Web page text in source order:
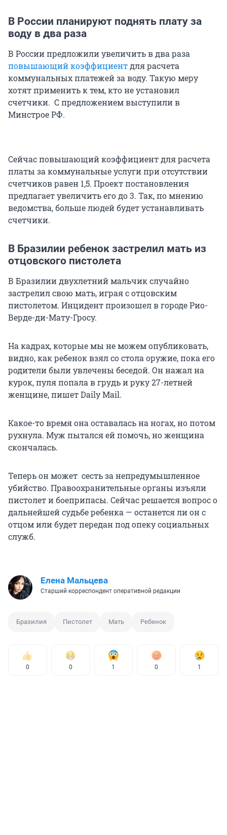
В России планируют поднять плату за
воду в два раза
В России предложили увеличить в два раза
повышающий коэффициентдля расчета
коммунальных платежей за воду. Такую меру
хотят применить к тем, кто не установил
счетчики. С предложением выступили в
Минстрое РФ.
Сейчас повышающий коэффициент для расчета
платы за коммунальные услуги при отсутствии
счетчиков равен 1,5. Проект постановления
предлагает увеличить его до 3. Так, по мнению
ведомства, больше людей будет устанавливать
счетчики.
В Бразилии ребенок застрелил мать из
отцовского пистолета
В Бразилии двухлетний мальчик случайно
застрелил свою мать, играя с отцовским
пистолетом. Инцидент произошел в городе Рио-
Верде-ди-Мату-Гросу.
На кадрах, которые мы не можем опубликовать,
видно, как ребенок взял со стола оружие, пока его
родители были увлечены беседой. Он нажал на
курок, пуля попала в грудь и руку 27-летней
женщине, пишет Daily Mail.
Какое-то время она оставалась на ногах, но потом
рухнула. Муж пытался ей помочь, но женщина
скончалась.
Теперь он может сесть за непредумышленное
убийство. Правоохранительные органы изъяли
пистолет и боеприпасы. Сейчас решается вопрос о
дальнейшей судьбе ребенка — останется ли он с
отцом или будет передан под опеку социальных
служб.
Елена Мальцева
Старший корреспондент оперативной редакции
Бразилия Пистолет Мать Ребенок
0 0 1 0 1